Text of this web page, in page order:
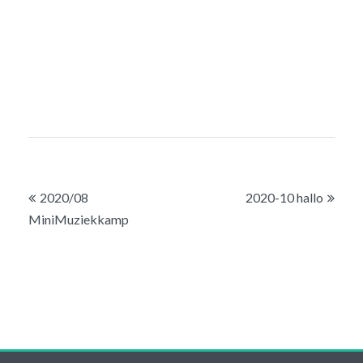
Bericht
navigatie
2020/08
MiniMuziekkamp
2020-10 hallo